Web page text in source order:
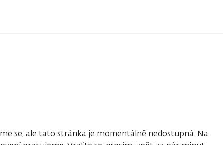
se, ale tato stránka je momentálně nedostupná. Na